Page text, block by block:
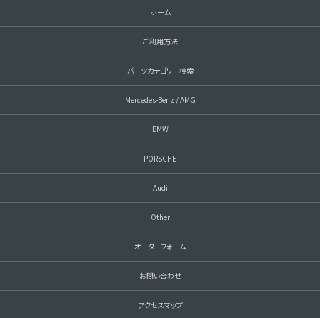
ホーム
ご利用方法
パーツカテゴリー検索
Mercedes-Benz / AMG
BMW
PORSCHE
Audi
Other
オーダーフォーム
お問い合わせ
アクセスマップ